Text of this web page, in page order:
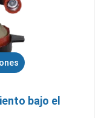
bajo el